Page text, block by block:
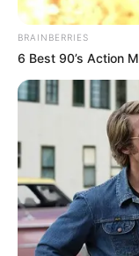
പാര്‍ലമെന്റ്
ചര്‍ച്ചകള്‍
പ്രധാനമന്ത്രി
BRAINBERRIES
6 Best 90’s Action